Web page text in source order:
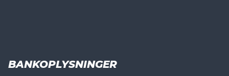
BANKOPLYSNINGER